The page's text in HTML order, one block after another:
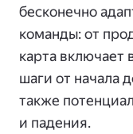
бесконечно
команды: от
карта включает
шаги от начала
также
и падения.